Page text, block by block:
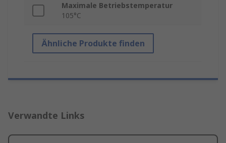
Maximale Betriebstemperatur
105°C
Ähnliche Produkte finden
Verwandte Links